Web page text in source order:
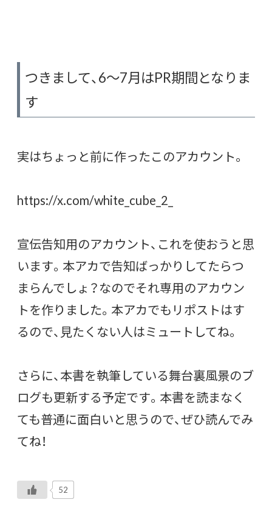
つきまして、6〜7月はPR期間となりま
す
実はちょっと前に作ったこのアカウント。
https://x.com/white_cube_2_
宣伝告知用のアカウント、これを使おうと思
います。本アカで告知ばっかりしてたらつ
まらんでしょ？なのでそれ専用のアカウン
トを作りました。本アカでもリポストはす
るので、見たくない人はミュートしてね。
さらに、本書を執筆している舞台裏風景のブ
ログも更新する予定です。本書を読まなく
ても普通に面白いと思うので、ぜひ読んでみ
てね！
52